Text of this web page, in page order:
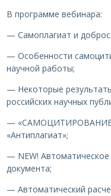
В программе вебинара:
— Самоплагиат и
— Особенности
научной работы;
— Некоторые
российских научных
— «САМОЦИТИРОВАНИЕ»
«Антиплагиат»;
— NEW!
документа;
— Автоматический